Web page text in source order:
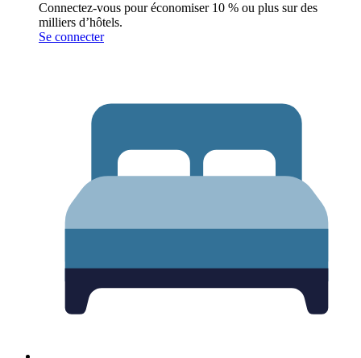
Connectez-vous pour économiser 10 % ou plus sur des
milliers d’hôtels.
Se connecter